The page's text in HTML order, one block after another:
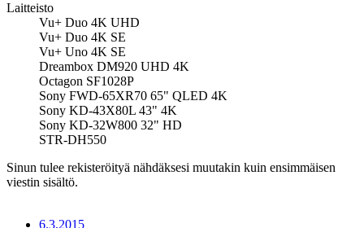
Laitteisto
Vu+ Duo 4K UHD
Vu+ Duo 4K SE
Vu+ Uno 4K SE
Dreambox DM920 UHD 4K
Octagon SF1028P
Sony FWD-65XR70 65" QLED 4K
Sony KD-43X80L 43" 4K
Sony KD-32W800 32" HD
STR-DH550
Sinun tulee rekisteröityä nähdäksesi muutakin kuin ensimmäisen
viestin sisältö.
6.3.2015